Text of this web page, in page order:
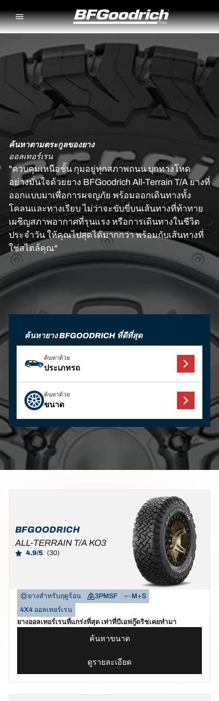
ค้นหาตามตระกูลของยาง
ออลเทอร์เรน
"ควบคุมเหนือชั้น กุมอยู่ทุกสภาพถนน บุกทางโหด
อย่างมั่นใจด้วยยาง BFGoodrich All-Terrain T/A ยางที่
ออกแบบมาเพื่อการผจญภัย พร้อมออกเดินทางทั้ง
โคลนและทางเรียบ ไม่ว่าจะขับขี่บนเส้นทางที่ท้าทาย
เผชิญสภาพอากาศที่รุนแรง หรือการเดินทางในชีวิต
ประจำวัน ให้คุณไปสุดได้มากกว่า พร้อมกับเส้นทางที่
ใช่สไตล์คุณ"
ค้นหายาง BFGOODRICH ที่ดีที่สุด
ค้นหาด้วย
ประเภทรถ
ค้นหาด้วย
ขนาด
BFGOODRICH
ALL-TERRAIN T/A KO3
4.9/5 (30)
ยางสำหรับฤดูร้อน 3PMSF
M+S
4X4 ออลเทอร์เรน
ยางออลเทอร์เรนที่แกร่งที่สุด เท่าที่บีเอฟกู๊ดริชเคยทำมา
ค้นหาขนาด
ดูรายละเอียด